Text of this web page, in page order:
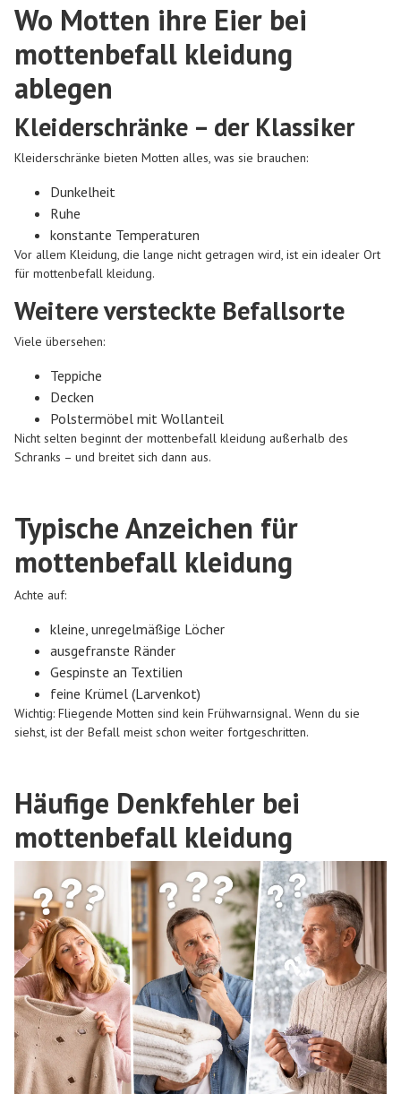
Wo Motten ihre Eier bei
mottenbefall kleidung
ablegen
Kleiderschränke – der Klassiker
Kleiderschränke bieten Motten alles, was sie brauchen:
Dunkelheit
Ruhe
konstante Temperaturen
Vor allem Kleidung, die lange nicht getragen wird, ist ein idealer Ort
für mottenbefall kleidung.
Weitere versteckte Befallsorte
Viele übersehen:
Teppiche
Decken
Polstermöbel mit Wollanteil
Nicht selten beginnt der mottenbefall kleidung außerhalb des
Schranks – und breitet sich dann aus.
Typische Anzeichen für
mottenbefall kleidung
Achte auf:
kleine, unregelmäßige Löcher
ausgefranste Ränder
Gespinste an Textilien
feine Krümel (Larvenkot)
Wichtig: Fliegende Motten sind kein Frühwarnsignal. Wenn du sie
siehst, ist der Befall meist schon weiter fortgeschritten.
Häufige Denkfehler bei
mottenbefall kleidung